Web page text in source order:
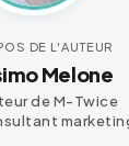
DE L'AUTEUR
Melone
de M-Twice